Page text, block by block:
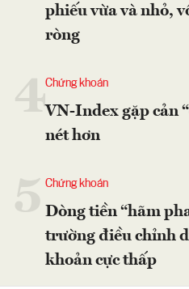
phiếu vừa và nhỏ,
ròng
4Chứng khoán
VN-Index gặp cản
nét hơn
Chứng khoán
Dòng tiền “hãm
trường điều chỉnh
khoản cực thấp